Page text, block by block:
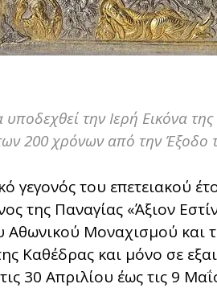
την Ιερή Εικόνα
200 χρόνων από την Έξοδο
γεγονός του επετειακού
της Παναγίας «Άξιον
Αθωνικού Μοναχισμού και
Καθέδρας και μόνο σε
30 Απριλίου έως τις 9